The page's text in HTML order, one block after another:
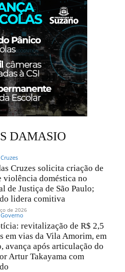
DAMASIO
Cruzes solicita criação de
violência doméstica no
de Justiça de São Paulo;
lidera comitiva
de 2026
revitalização de R$ 2,5
em vias da Vila Amorim, em
avança após articulação do
Artur Takayama com